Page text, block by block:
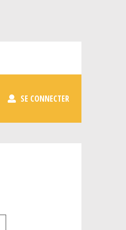
SE CONNECTER